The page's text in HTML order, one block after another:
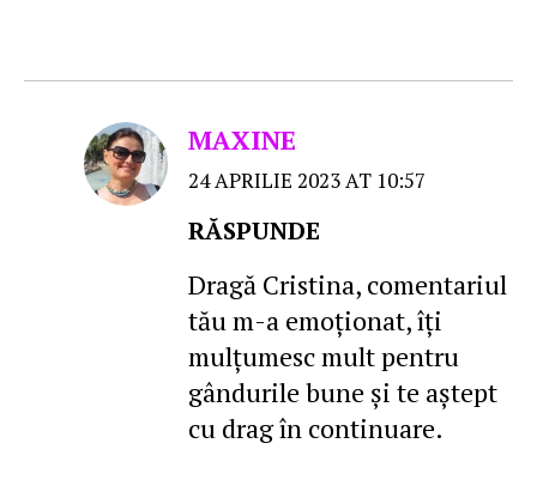
MAXINE
24 APRILIE 2023 AT 10:57
RĂSPUNDE
Dragă Cristina, comentariul
tău m-a emoţionat, îţi
mulţumesc mult pentru
gândurile bune şi te aştept
cu drag în continuare.